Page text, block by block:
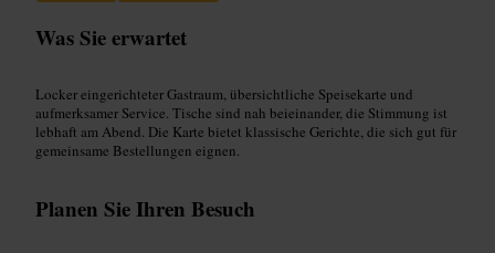
Was Sie erwartet
Locker eingerichteter Gastraum, übersichtliche Speisekarte und
aufmerksamer Service. Tische sind nah beieinander, die Stimmung ist
lebhaft am Abend. Die Karte bietet klassische Gerichte, die sich gut für
gemeinsame Bestellungen eignen.
Planen Sie Ihren Besuch